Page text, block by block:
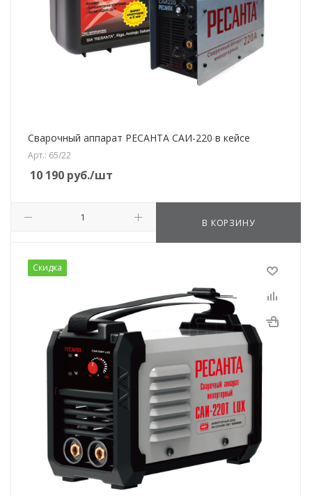
Сварочный аппарат РЕСАНТА САИ-220 в кейсе
Арт.: 65/22
10 190 руб./шт
В КОРЗИНУ
Скидка